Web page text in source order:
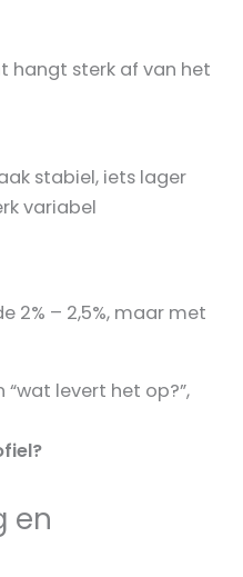
hangt sterk af van het
stabiel, iets lager
variabel
2% – 2,5%, maar met
“wat levert het op?”,
en